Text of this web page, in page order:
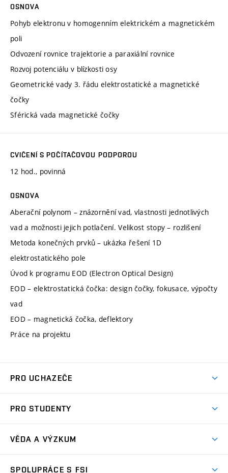
OSNOVA
Pohyb elektronu v homogenním elektrickém a magnetickém
poli
Odvození rovnice trajektorie a paraxiální rovnice
Rozvoj potenciálu v blízkosti osy
Geometrické vady 3. řádu elektrostatické a magnetické
čočky
Sférická vada magnetické čočky
CVIČENÍ S POČÍTAČOVOU PODPOROU
12 hod., povinná
OSNOVA
Aberační polynom – znázornění vad, vlastnosti jednotlivých
vad a možnosti jejich potlačení. Velikost stopy – rozlišení
Metoda konečných prvků – ukázka řešení 1D
elektrostatického pole
Úvod k programu EOD (Electron Optical Design)
EOD – elektrostatická čočka: design čočky, fokusace, výpočty
vad
EOD – magnetická čočka, deflektory
Práce na projektu
PRO UCHAZEČE
Ambasadoři studia
Zápisy
PRO STUDENTY
Studijní předpisy
VĚDA A VÝZKUM
SPOLUPRÁCE S FSI